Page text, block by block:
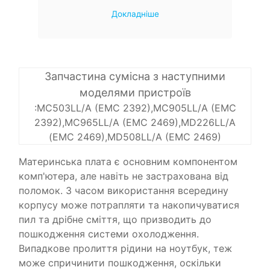
Докладніше
Запчастина сумісна з наступними
моделями пристроїв
:MC503LL/A (EMC 2392),MC905LL/A (EMC
2392),MC965LL/A (EMC 2469),MD226LL/A
(EMC 2469),MD508LL/A (EMC 2469)
Материнська плата є основним компонентом
комп'ютера, але навіть не застрахована від
поломок. З часом використання всередину
корпусу може потрапляти та накопичуватися
пил та дрібне сміття, що призводить до
пошкодження системи охолодження.
Випадкове пролиття рідини на ноутбук, теж
може спричинити пошкодження, оскільки